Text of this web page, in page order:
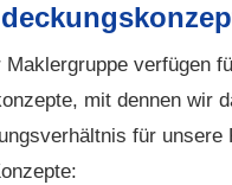
Maklergruppe verfügen
mit dennen wir
für unsere